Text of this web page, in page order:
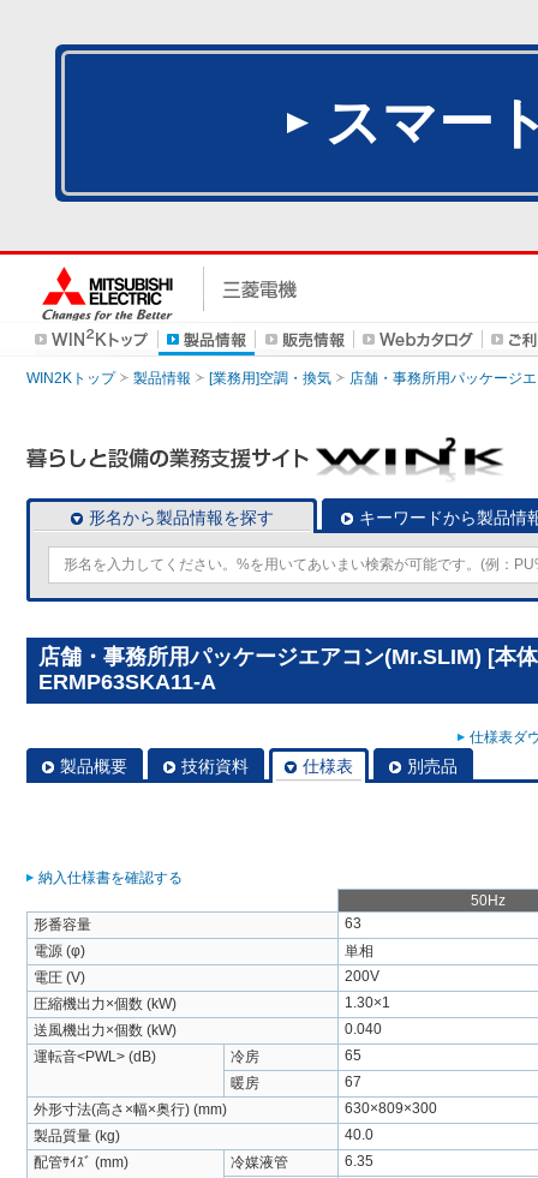
スマー
WIN2Kトップ 製品情報 [業務用]空調・換気 店舗・事務所用パッケージ
形名から製品情報を探す キーワードから製品情
店舗・事務所用パッケージエアコン(Mr.SLIM) [本
ERMP63SKA11-A
仕様表ダ
製品概要 技術資料 仕様表 別売品
納入仕様書を確認する
50Hz
形番容量
63
電源 (φ)
単相
電圧 (V)
200V
圧縮機出力×個数 (kW)
1.30×1
送風機出力×個数 (kW)
0.040
運転音<PWL> (dB)
冷房
65
暖房
67
外形寸法(高さ×幅×奥行) (mm)
630×809×300
製品質量 (kg)
40.0
配管ｻｲｽﾞ (mm)
冷媒液管
6.35